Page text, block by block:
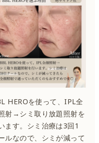
HEROを使って、IPL全
射→シミ取り放題照射を
ます。シミ治療は3回1
ルなので、シミが減って